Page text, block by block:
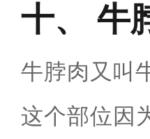
牛
牛脖肉又叫
这个部位因